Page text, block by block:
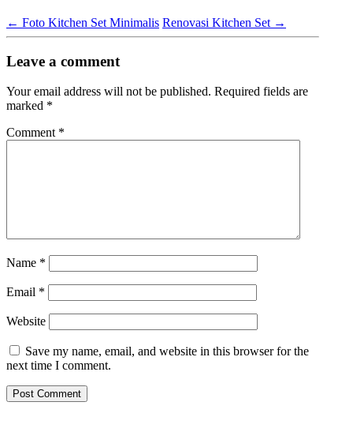
← Foto Kitchen Set Minimalis Renovasi Kitchen Set →
Leave a comment
Your email address will not be published. Required fields are
marked *
Comment *
Name *
Email *
Website
Save my name, email, and website in this browser for the
next time I comment.